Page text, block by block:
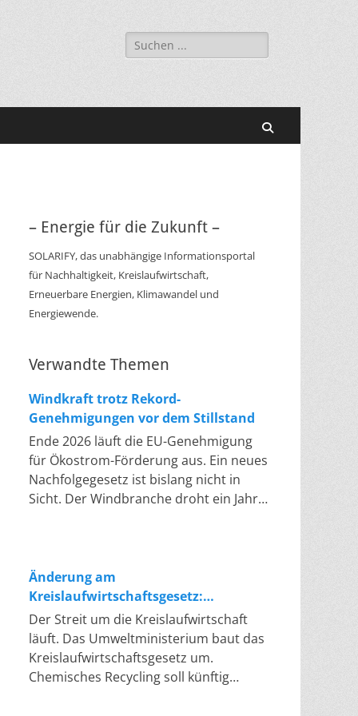
Suchen
nach:
– Energie für die Zukunft –
SOLARIFY, das unabhängige Informationsportal
für Nachhaltigkeit, Kreislaufwirtschaft,
Erneuerbare Energien, Klimawandel und
Energiewende.
Verwandte Themen
Windkraft trotz Rekord-
Genehmigungen vor dem Stillstand
Ende 2026 läuft die EU-Genehmigung
für Ökostrom-Förderung aus. Ein neues
Nachfolgegesetz ist bislang nicht in
Sicht. Der Windbranche droht ein Jahr,
Problem hat die Politik tatsächlich
gelöst, die Verfahren laufen heute
deutlich schneller. Die Halbjahresbilanz
der Branche bestätigt dieses Muster:
So viele Windräder wie nie zuvor
wurden genehmigt, doch im ersten
Halbjahr gingen netto nur rund zwei
Änderung am
Kreislaufwirtschaftsgesetz:
Chemisches Recycling soll Lücke
füllen
Der Streit um die Kreislaufwirtschaft
läuft. Das Umweltministerium baut das
Kreislaufwirtschaftsgesetz um.
Chemisches Recycling soll künftig